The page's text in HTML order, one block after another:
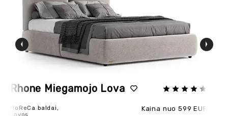
Rhone Miegamojo Lova
HoReCa baldai,
Lovos
Kaina nuo 599 EUR